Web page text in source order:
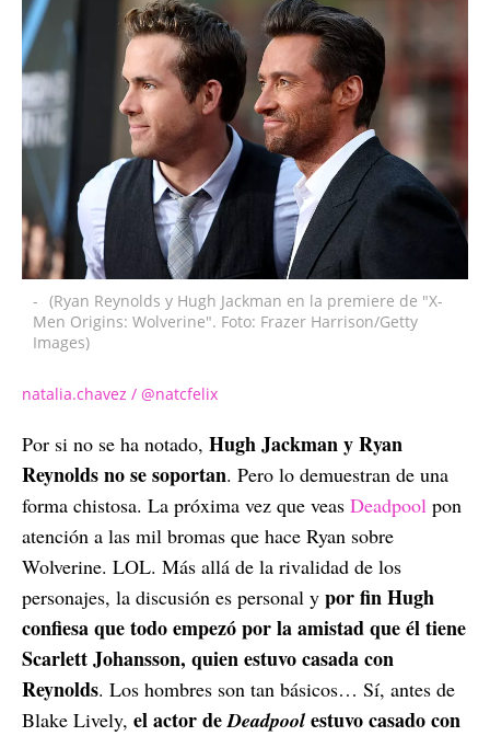
- (Ryan Reynolds y Hugh Jackman en la premiere de "X-
Men Origins: Wolverine". Foto: Frazer Harrison/Getty
Images)
natalia.chavez / @natcfelix
Por si no se ha notado, Hugh Jackman y Ryan
Reynolds no se soportan. Pero lo demuestran de una
forma chistosa. La próxima vez que veas Deadpool pon
atención a las mil bromas que hace Ryan sobre
Wolverine. LOL. Más allá de la rivalidad de los
personajes, la discusión es personal y por fin Hugh
confiesa que todo empezó por la amistad que él tiene
Scarlett Johansson, quien estuvo casada con
Reynolds. Los hombres son tan básicos… Sí, antes de
Blake Lively, el actor deDeadpool estuvo casado con